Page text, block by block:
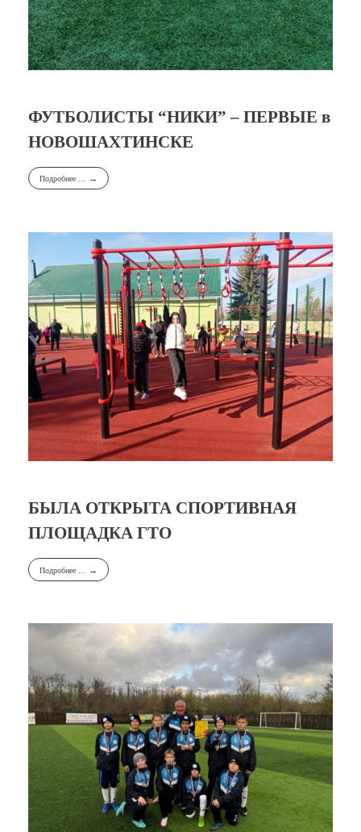
ФУТБОЛИСТЫ “НИКИ” – ПЕРВЫЕ в
НОВОШАХТИНСКЕ
Подробнее ...
БЫЛА ОТКРЫТА СПОРТИВНАЯ
ПЛОЩАДКА ГТО
Подробнее ...